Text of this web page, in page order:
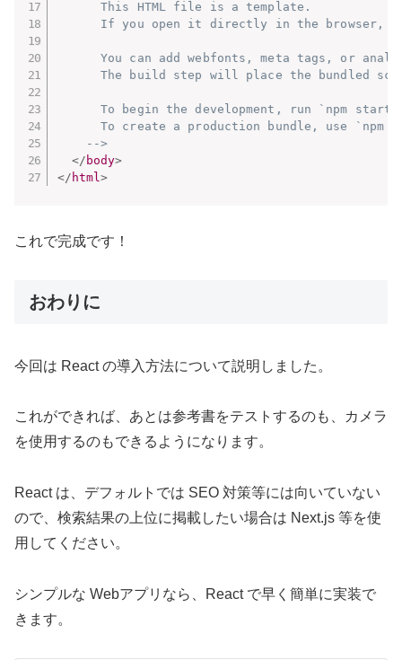
      This HTML file is a template.
If you open it directly in the browser,
You can add webfonts, meta tags, or
The build step will place the bundled
To begin the development, run `npm
To create a production bundle, use `npm
    -->
</ body>
</ html>
これで完成です！
おわりに
今回は React の導入方法について説明しました。
これができれば、あとは参考書をテストするのも、カメラ
を使用するのもできるようになります。
React は、デフォルトでは SEO 対策等には向いていない
ので、検索結果の上位に掲載したい場合は Next.js 等を使
用してください。
シンプルな Webアプリなら、React で早く簡単に実装で
きます。